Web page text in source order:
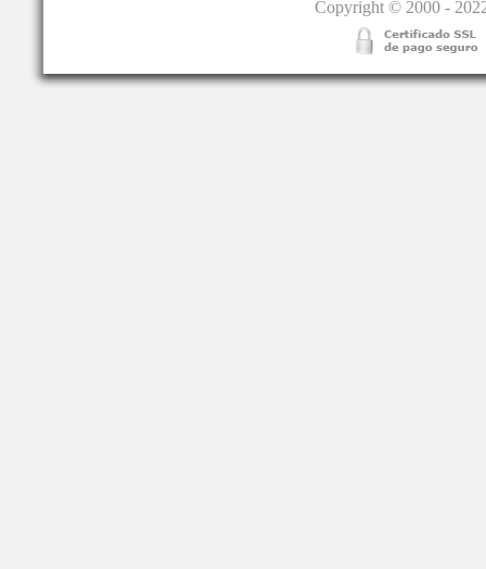
Copyright © 2000 -